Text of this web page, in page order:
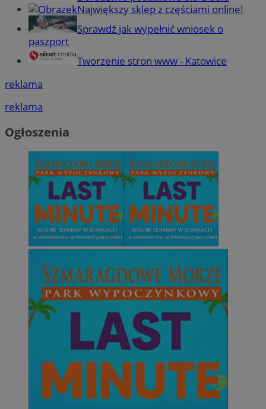
Największy sklep z częściami online!
Sprawdź jak wypełnić wniosek o
paszport
Tworzenie stron www - Katowice
reklama
reklama
Ogłoszenia